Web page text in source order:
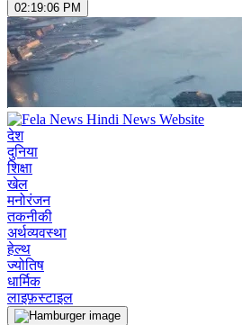
02:19:07 PM
देश
दुनिया
शिक्षा
खेल
मनोरंजन
तकनीकी
अर्थव्यवस्था
हेल्थ
ज्योतिष
धार्मिक
लाइफ़स्टाइल